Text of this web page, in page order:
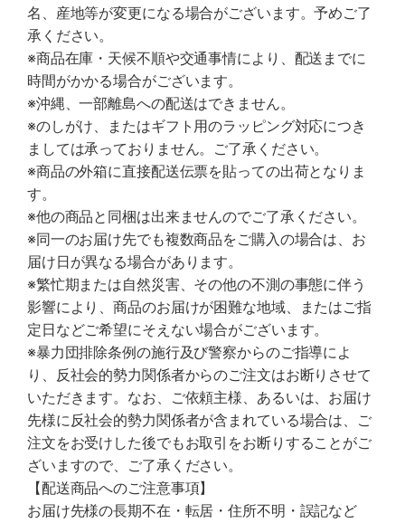
名、産地等が変更になる場合がございます。予めご了
承ください。
※商品在庫・天候不順や交通事情により、配送までに
時間がかかる場合がございます。
※沖縄、一部離島への配送はできません。
※のしがけ、またはギフト用のラッピング対応につき
ましては承っておりません。ご了承ください。
※商品の外箱に直接配送伝票を貼っての出荷となりま
す。
※他の商品と同梱は出来ませんのでご了承ください。
※同一のお届け先でも複数商品をご購入の場合は、お
届け日が異なる場合があります。
※繁忙期または自然災害、その他の不測の事態に伴う
影響により、商品のお届けが困難な地域、またはご指
定日などご希望にそえない場合がございます。
※暴力団排除条例の施行及び警察からのご指導によ
り、反社会的勢力関係者からのご注文はお断りさせて
いただきます。なお、ご依頼主様、あるいは、お届け
先様に反社会的勢力関係者が含まれている場合は、ご
注文をお受けした後でもお取引をお断りすることがご
ざいますので、ご了承ください。
【配送商品へのご注意事項】
お届け先様の長期不在・転居・住所不明・誤記など